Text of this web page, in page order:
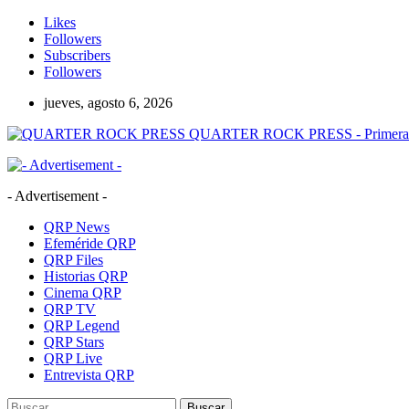
Likes
Followers
Subscribers
Followers
jueves, agosto 6, 2026
QUARTER ROCK PRESS -
- Advertisement -
QRP News
Efeméride QRP
QRP Files
Historias QRP
Cinema QRP
QRP TV
QRP Legend
QRP Stars
QRP Live
Entrevista QRP